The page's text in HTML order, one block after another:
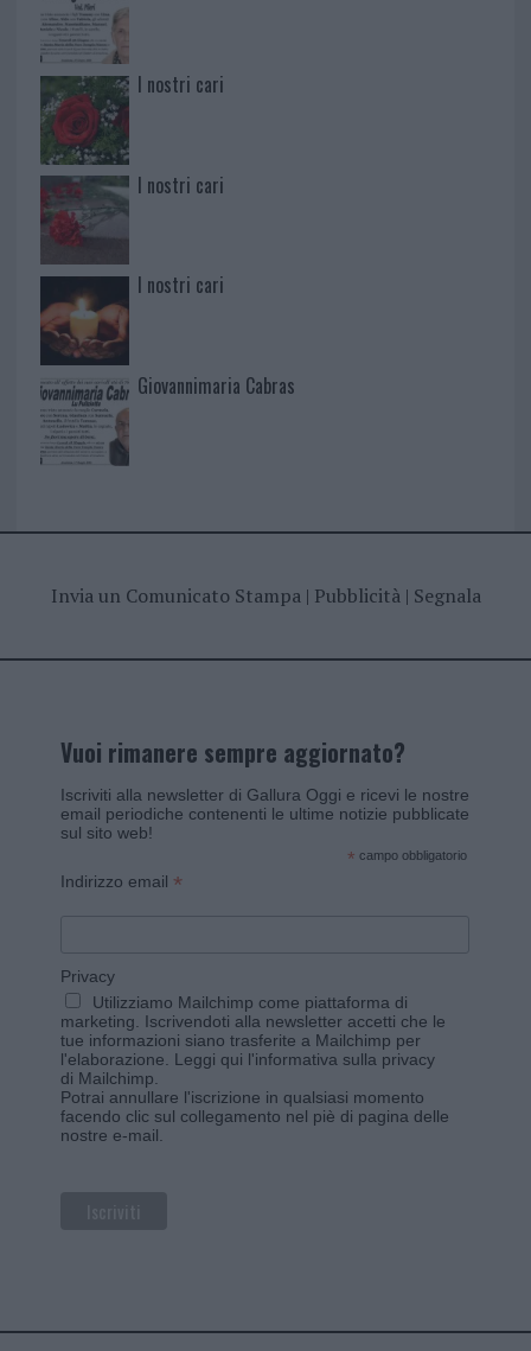
I nostri cari
I nostri cari
I nostri cari
Giovannimaria Cabras
Invia un Comunicato Stampa| Pubblicità| Segnala
Vuoi rimanere sempre aggiornato?
Iscriviti alla newsletter di Gallura Oggi e ricevi le nostre
email periodiche contenenti le ultime notizie pubblicate
sul sito web!
* campo obbligatorio
Indirizzo email *
Privacy
Utilizziamo Mailchimp come piattaforma di
marketing. Iscrivendoti alla newsletter accetti che le
tue informazioni siano trasferite a Mailchimp per
l'elaborazione. Leggi qui l'informativa sulla privacy
di Mailchimp
Potrai annullare l'iscrizione in qualsiasi momento
facendo clic sul collegamento nel piè di pagina delle
nostre e-mail.